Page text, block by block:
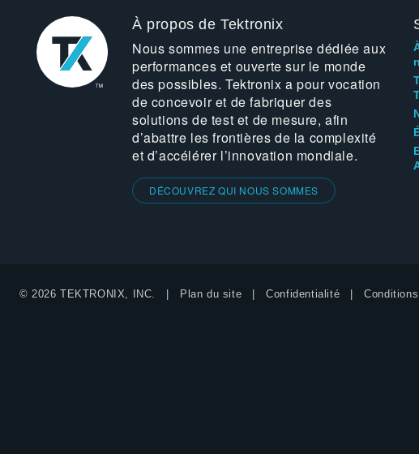
À propos de Tektronix
Nous sommes une entreprise dédiée aux
performances et ouverte sur le monde
des possibles. Tektronix a pour vocation
de concevoir et de fabriquer des
solutions de test et de mesure, afin
d’abattre les frontières de la complexité
et d’accélérer l’innovation mondiale.
DÉCOUVREZ QUI NOUS SOMMES
© 2026 TEKTRONIX, INC. Plan du site Confidentialité